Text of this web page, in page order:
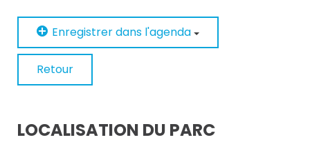
Enregistrer dans l'agenda
Retour
LOCALISATION DU PARC